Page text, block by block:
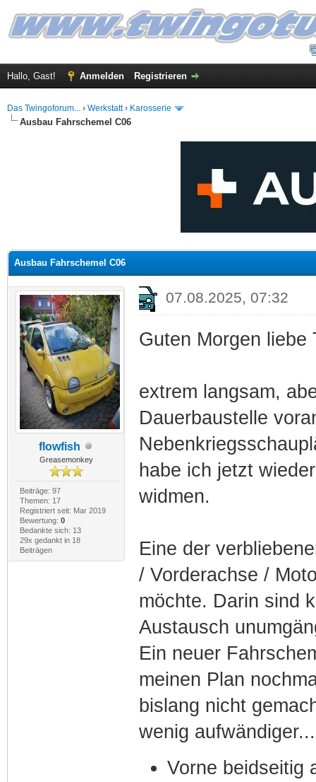
Hallo, Gast! Anmelden Registrieren
Das Twingoforum... › Werkstatt› Karosserie
Ausbau Fahrschemel C06
Ausbau Fahrschemel C06
flowfish
Greasemonkey
Beiträge: 97
Themen: 17
Registriert seit: Mar 2019
Bewertung: 0
Bedankte sich: 13
29x gedankt in 18
Beiträgen
07.08.2025, 07:32
Guten Morgen liebe
extrem langsam,
Dauerbaustelle
habe ich jetzt
widmen.
Eine der
/ Vorderachse /
möchte. Darin sind
Austausch
Ein neuer
meinen Plan
bislang nicht
wenig aufwändiger...
Vorne beidseitig